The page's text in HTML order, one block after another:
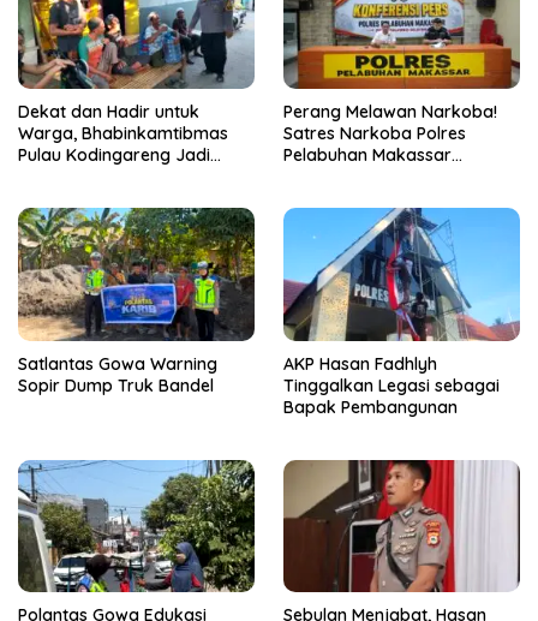
Dekat dan Hadir untuk
Warga, Bhabinkamtibmas
Pulau Kodingareng Jadi
Perang Melawan Narkoba!
Satres Narkoba Polres
Pelabuhan Makassar
Satlantas Gowa Warning
Sopir Dump Truk Bandel
AKP Hasan Fadhlyh
Tinggalkan Legasi sebagai
Bapak Pembangunan
Polantas Gowa Edukasi Sebulan Menjabat, Hasan